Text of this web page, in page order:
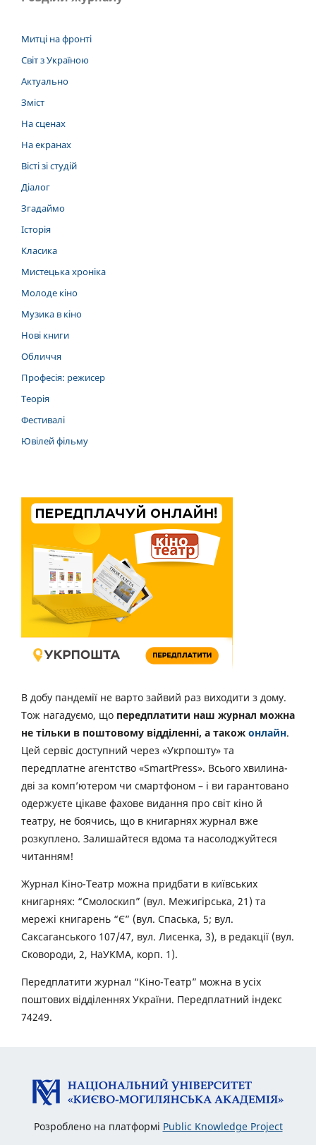
Митці на фронті
Світ з Україною
Актуально
Зміст
На сценах
На екранах
Вісті зі студій
Діалог
Згадаймо
Історія
Класика
Мистецька хроніка
Молоде кіно
Музика в кіно
Нові книги
Обличчя
Професія: режисер
Теорія
Фестивалі
Ювілей фільму
В добу пандемії не варто зайвий раз виходити з дому.
Тож нагадуємо, що передплатити наш журнал можна
не тільки в поштовому відділенні, а також онлайн.
Цей сервіс доступний через «Укрпошту» та
передплатне агентство «SmartPress». Всього хвилина-
дві за комп’ютером чи смартфоном – і ви гарантовано
одержуєте цікаве фахове видання про світ кіно й
театру, не боячись, що в книгарнях журнал вже
розкуплено. Залишайтеся вдома та насолоджуйтеся
читанням!
Журнал Кіно-Театр можна придбати в київських
книгарнях: “Смолоскип” (вул. Межигірська, 21) та
мережі книгарень “Є” (вул. Спаська, 5; вул.
Саксаганського 107/47, вул. Лисенка, 3), в редакції (вул.
Сковороди, 2, НаУКМА, корп. 1).
Передплатити журнал “Кіно-Театр” можна в усіх
поштових відділеннях України. Передплатний індекс
74249.
Розроблено на платформі Public Knowledge Project